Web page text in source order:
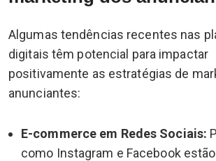
Algumas tendências recentes nas
digitais têm potencial para impactar
positivamente as estratégias de
anunciantes:
E-commerce em Redes Sociais:
como Instagram e Facebook